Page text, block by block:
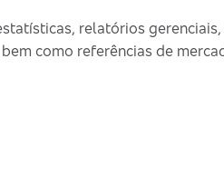
relatórios
como referências de